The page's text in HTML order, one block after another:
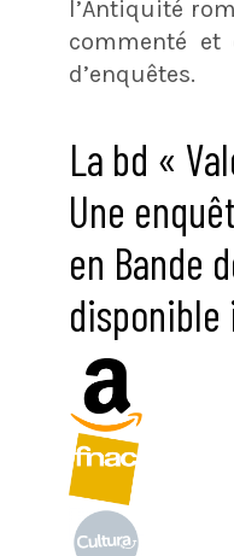
l’Antiquité
commenté et
d’enquêtes.
La bd «
Une
en Bande
disponible